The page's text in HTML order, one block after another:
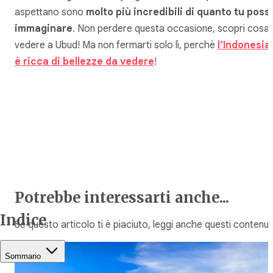
aspettano sono molto più incredibili di quanto tu
immaginare. Non perdere questa occasione, scopri cosa
vedere a Ubud! Ma non fermarti solo lì, perchè l’Indonesia
è ricca di bellezze da vedere!
Indice
Sommario
Potrebbe interessarti anche...
Se questo articolo ti è piaciuto, leggi anche questi